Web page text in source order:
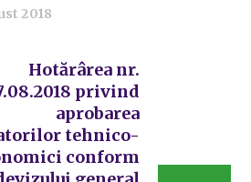
2018
Hotărârea nr.
privind
aprobarea
tehnico-
conform